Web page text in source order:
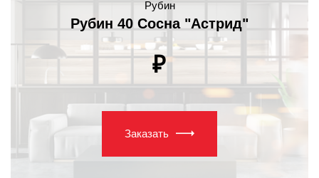
Рубин
Рубин 40 Сосна "Астрид"
₽
Заказать